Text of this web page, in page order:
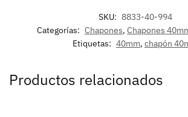
SKU: 8833-40-994
Categorías: Chapones, Chapones
Etiquetas: 40mm, chapón
Productos relacionados